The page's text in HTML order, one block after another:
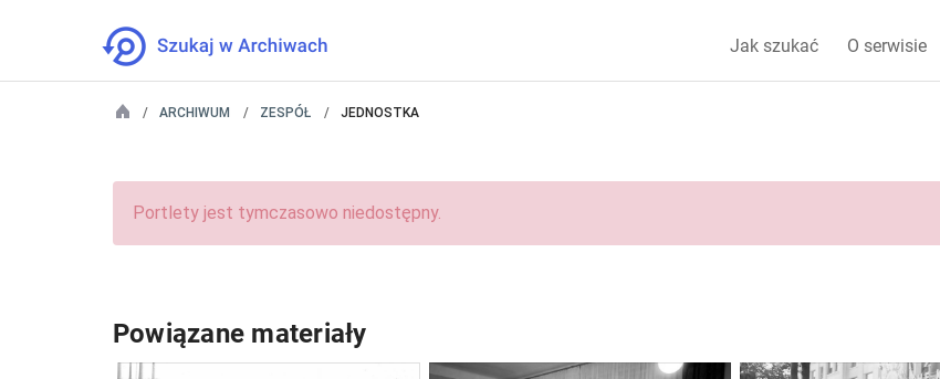
Jak szukać O serwisie
ARCHIWUM ZESPÓŁ JEDNOSTKA
Portlety jest tymczasowo niedostępny.
Powiązane materiały